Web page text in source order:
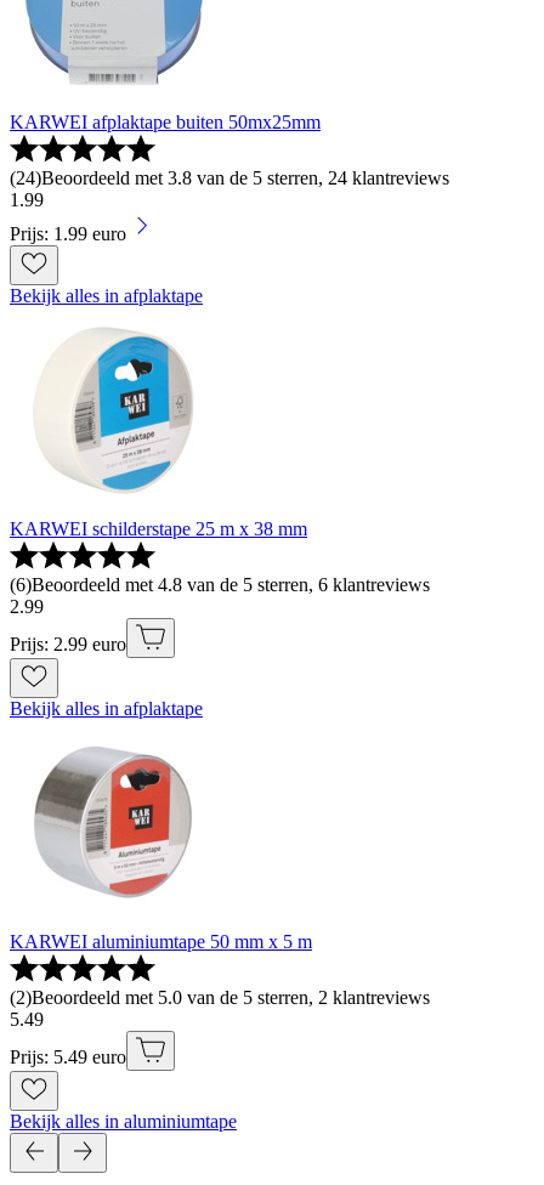
KARWEI afplaktape buiten 50mx25mm
(24)Beoordeeld met 3.8 van de 5 sterren, 24 klantreviews
1 .99
Prijs: 1.99 euro
Bekijk alles in afplaktape
KARWEI schilderstape 25 m x 38 mm
(6)Beoordeeld met 4.8 van de 5 sterren, 6 klantreviews
2.99
Prijs: 2.99 euro
Bekijk alles in afplaktape
KARWEI aluminiumtape 50 mm x 5 m
(2)Beoordeeld met 5.0 van de 5 sterren, 2 klantreviews
5.49
Prijs: 5.49 euro
Bekijk alles in aluminiumtape